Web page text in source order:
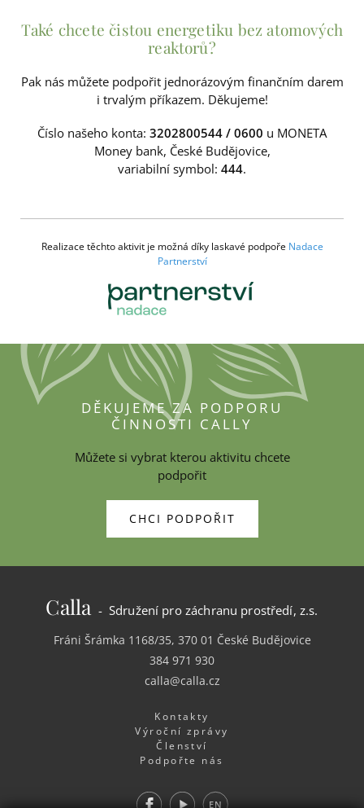
Také chcete čistou energetiku bez atomových
reaktorů?
Pak nás můžete podpořit jednorázovým finančním darem
i trvalým příkazem. Děkujeme!
Číslo našeho konta: 3202800544 / 0600 u MONETA
Money bank, České Budějovice,
variabilní symbol: 444.
Realizace těchto aktivit je možná díky laskavé podpoře Nadace
Partnerství
DĚKUJEME ZA PODPORU
ČINNOSTI CALLY
Můžete si vybrat kterou aktivitu chcete
podpořit
CHCI PODPOŘIT
Calla - Sdružení pro záchranu prostředí, z.s.
Fráni Šrámka 1168/35, 370 01 České Budějovice
384 971 930
calla@calla.cz
Kontakty
Výroční zprávy
Členství
Podpořte nás
FacebookYoutube EN